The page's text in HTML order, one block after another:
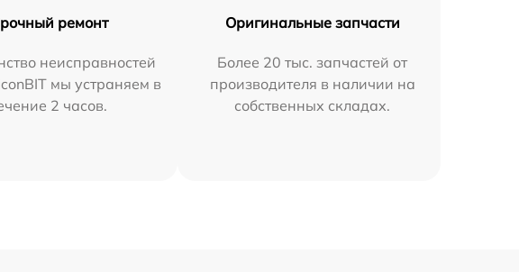
ремонт
неисправностей
мы устраняем в
2 часов.
Оригинальные запчасти
Более 20 тыс. запчастей от
производителя в наличии на
собственных складах.